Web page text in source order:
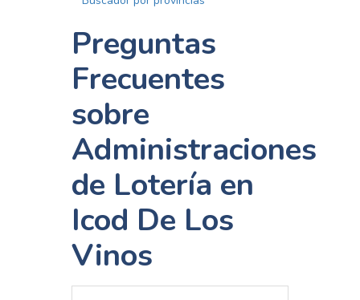
Preguntas
Frecuentes
sobre
Administraciones
de Lotería en
Icod De Los
Vinos